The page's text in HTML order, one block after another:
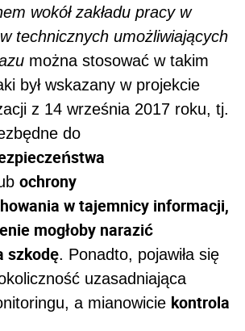
wokół zakładu pracy w
technicznych umożliwiających
można stosować w takim
był wskazany w projekcie
z 14 września 2017 roku, tj.
do
ochrony
w tajemnicy informacji,
mogłoby narazić
szkodę. Ponadto, pojawiła się
uzasadniająca
a mianowicie kontrola